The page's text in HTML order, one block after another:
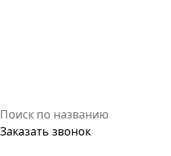
Заказать звонок